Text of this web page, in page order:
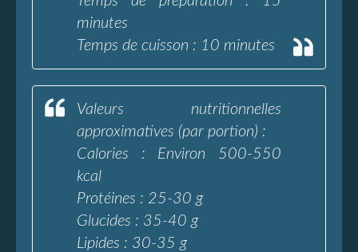
minutes
Temps de cuisson : 10 minutes
Valeurs nutritionnelles
approximatives (par portion) :
Calories : Environ 500-550
kcal
Protéines : 25-30 g
Glucides : 35-40 g
Lipides : 30-35 g